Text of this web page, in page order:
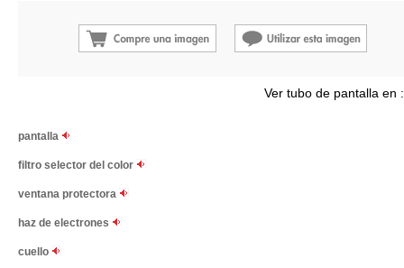
Ver tubo de pantalla en
pantalla
filtro selector del color
ventana protectora
haz de electrones
cuello